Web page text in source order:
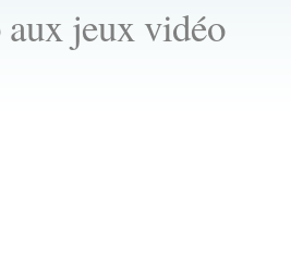
jeux vidéo